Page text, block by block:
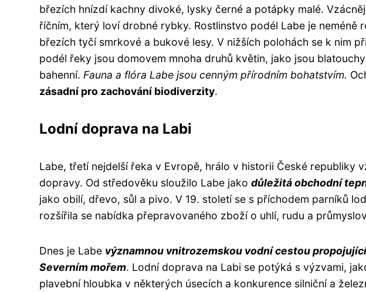
březích hnízdí kachny divoké, lysky černé a potápky malé.
říčním, který loví drobné rybky. Rostlinstvo podél Labe je neméně
březích tyčí smrkové a bukové lesy. V nižších polohách se k nim
podél řeky jsou domovem mnoha druhů květin, jako jsou
bahenní. Fauna a flóra Labe jsou cenným přírodním bohatstvím.
zásadní pro zachování biodiverzity.
Lodní doprava na Labi
Labe, třetí nejdelší řeka v Evropě, hrálo v historii České republiky
dopravy. Od středověku sloužilo Labe jako důležitá obchodní
jako obilí, dřevo, sůl a pivo. V 19. století se s příchodem parníků
rozšířila se nabídka přepravovaného zboží o uhlí, rudu a
Dnes je Labe významnou vnitrozemskou vodní cestou
Severním mořem. Lodní doprava na Labi se potýká s výzvami,
plavební hloubka v některých úsecích a konkurence silniční a